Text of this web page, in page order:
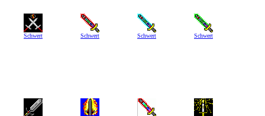
Schwert Schwert Schwert Schwert